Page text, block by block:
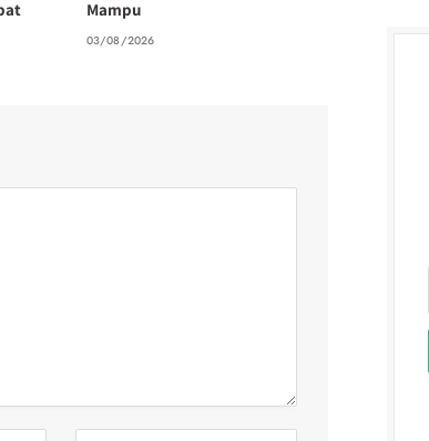
Mampu
03/08/2026